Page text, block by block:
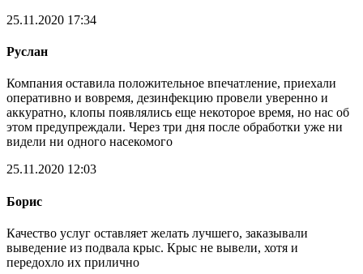
25.11.2020 17:34
Руслан
Компания оставила положительное впечатление, приехали
оперативно и вовремя, дезинфекцию провели уверенно и
аккуратно, клопы появлялись еще некоторое время, но нас об
этом предупреждали. Через три дня после обработки уже ни
видели ни одного насекомого
25.11.2020 12:03
Борис
Качество услуг оставляет желать лучшего, заказывали
выведение из подвала крыс. Крыс не вывели, хотя и
передохло их прилично